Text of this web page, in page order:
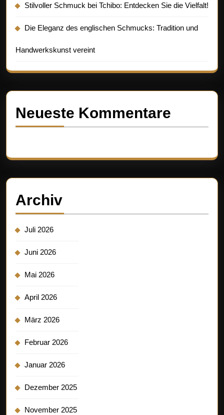
Stilvoller Schmuck bei Tchibo: Entdecken Sie die Vielfalt!
Die Eleganz des englischen Schmucks: Tradition und
Handwerkskunst vereint
Neueste Kommentare
Archiv
Juli 2026
Juni 2026
Mai 2026
April 2026
März 2026
Februar 2026
Januar 2026
Dezember 2025
November 2025